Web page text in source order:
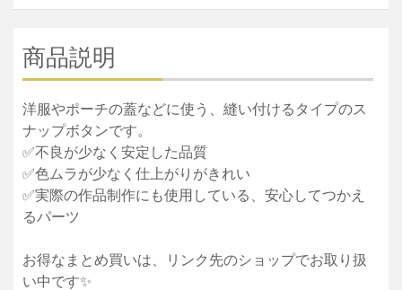
商品説明
洋服やポーチの蓋などに使う、縫い付けるタイプのス
ナップボタンです。
✅不良が少なく安定した品質
✅色ムラが少なく仕上がりがきれい
✅実際の作品制作にも使用している、安心してつかえ
るパーツ
お得なまとめ買いは、リンク先のショップでお取り扱
い中です✨